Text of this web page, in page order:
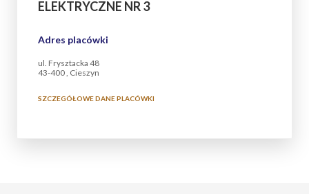
ELEKTRYCZNE NR 3
Adres placówki
ul. Frysztacka 48
43-400 , Cieszyn
SZCZEGÓŁOWE DANE PLACÓWKI